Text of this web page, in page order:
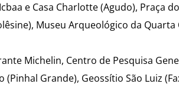
e Casa Charlotte (Agudo), Praça
Museu Arqueológico da Quarta
Michelin, Centro de Pesquisa
Grande), Geossítio São Luiz